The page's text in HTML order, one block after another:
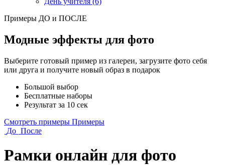
Примеры ДО и ПОСЛЕ
Модные эффекты для фото
Выберите готовый пример из галереи, загрузите фото себя
или друга и получите новый образ в подарок
Большой выбор
Бесплатные наборы
Результат за 10 сек
Смотреть примеры Примеры
До После
Рамки онлайн для фото